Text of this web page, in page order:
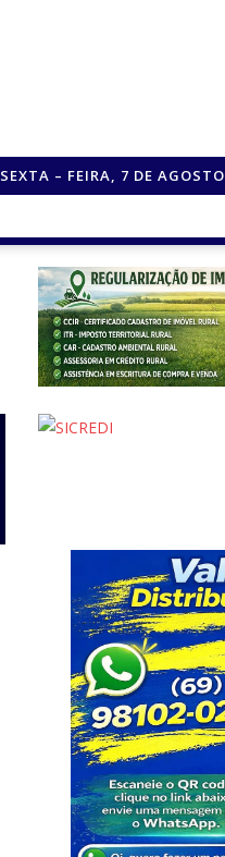
SEXTA – FEIRA, 7 DE AGOSTO